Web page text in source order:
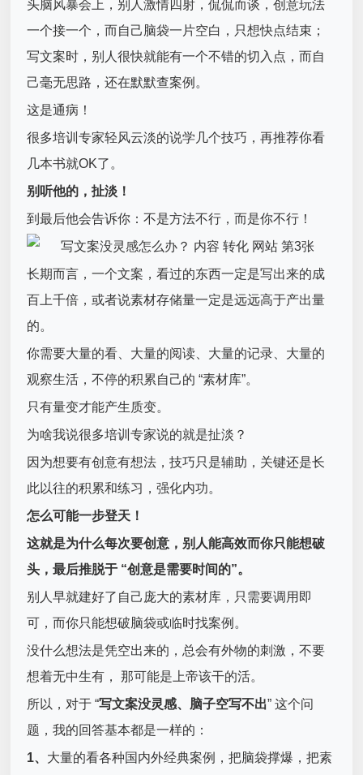
头脑风暴会上，别人激情四射，侃侃而谈，创意玩法
一个接一个，而自己脑袋一片空白，只想快点结束；
写文案时，别人很快就能有一个不错的切入点，而自
己毫无思路，还在默默查案例。
这是通病！
很多培训专家轻风云淡的说学几个技巧，再推荐你看
几本书就OK了。
别听他的，扯淡！
到最后他会告诉你：不是方法不行，而是你不行！
长期而言，一个文案，看过的东西一定是写出来的成
百上千倍，或者说素材存储量一定是远远高于产出量
的。
你需要大量的看、大量的阅读、大量的记录、大量的
观察生活，不停的积累自己的 “素材库”。
只有量变才能产生质变。
为啥我说很多培训专家说的就是扯淡？
因为想要有创意有想法，技巧只是辅助，关键还是长
此以往的积累和练习，强化内功。
怎么可能一步登天！
这就是为什么每次要创意，别人能高效而你只能想破
头，最后推脱于 “创意是需要时间的”。
别人早就建好了自己庞大的素材库，只需要调用即
可，而你只能想破脑袋或临时找案例。
没什么想法是凭空出来的，总会有外物的刺激，不要
想着无中生有， 那可能是上帝该干的活。
所以，对于 “写文案没灵感、脑子空写不出” 这个问
题，我的回答基本都是一样的：
1、 大量的看各种国内外经典案例，把脑袋撑爆，把素